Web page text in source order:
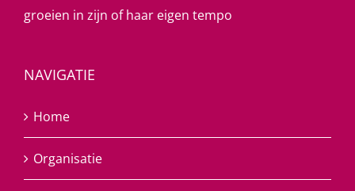
groeien in zijn of haar eigen tempo
NAVIGATIE
Home
Organisatie